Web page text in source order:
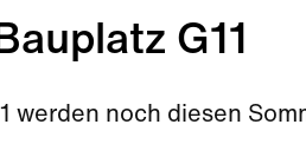
G11
werden noch diesen